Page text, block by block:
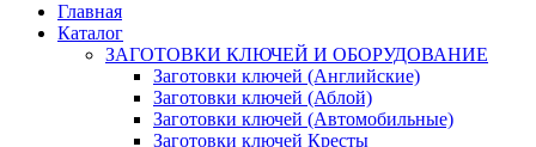
Главная
Каталог
ЗАГОТОВКИ КЛЮЧЕЙ И ОБОРУДОВАНИЕ
Заготовки ключей (Английские)
Заготовки ключей (Аблой)
Заготовки ключей (Автомобильные)
Заготовки ключей Кресты